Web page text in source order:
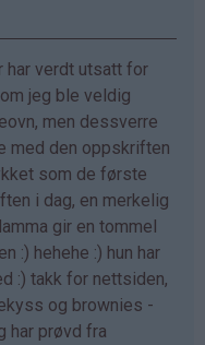
har verdt utsatt for
jeg ble veldig
men dessverre
med den oppskriften
som de første
i dag, en merkelig
gir en tommel
:) hehehe :) hun har
:) takk for nettsiden,
og brownies -
har prøvd fra